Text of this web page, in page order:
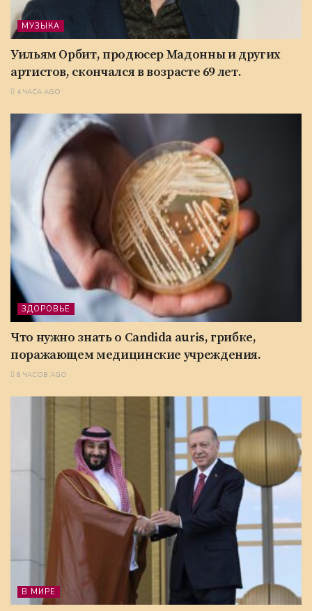
МУЗЫКА
Уильям Орбит, продюсер Мадонны и других
артистов, скончался в возрасте 69 лет.
4 ЧАСА AGO
ЗДОРОВЬЕ
Что нужно знать о Candida auris, грибке,
поражающем медицинские учреждения.
8 ЧАСОВ AGO
В МИРЕ